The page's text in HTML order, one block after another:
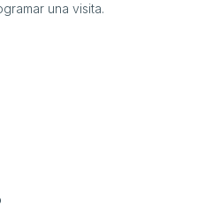
una visita.